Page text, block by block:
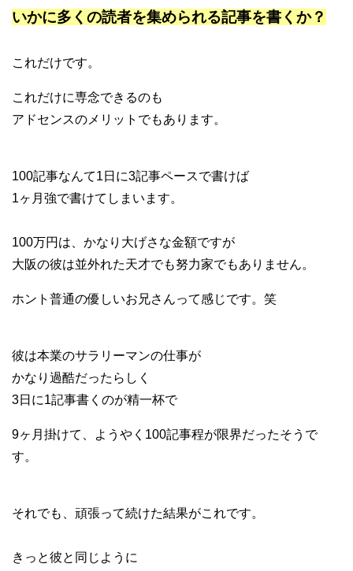
いかに多くの読者を集められる記事を書くか？
これだけです。
これだけに専念できるのも
アドセンスのメリットでもあります。
100記事なんて1日に3記事ペースで書けば
1ヶ月強で書けてしまいます。
100万円は、かなり大げさな金額ですが
大阪の彼は並外れた天才でも努力家でもありません。
ホント普通の優しいお兄さんって感じです。笑
彼は本業のサラリーマンの仕事が
かなり過酷だったらしく
3日に1記事書くのが精一杯で
9ヶ月掛けて、ようやく100記事程が限界だったそうで
す。
それでも、頑張って続けた結果がこれです。
きっと彼と同じように